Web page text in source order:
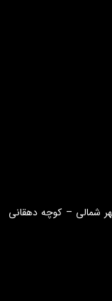
شمالی – کوچه دهقانی